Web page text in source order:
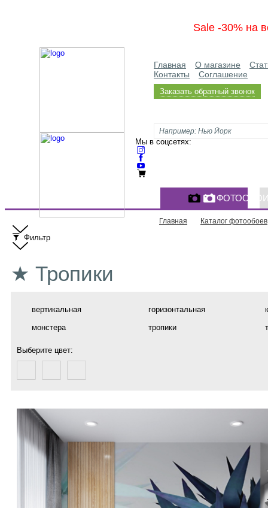
Sale -30% на
Главная О магазине
Контакты
Соглашение
Заказать обратный звонок
Мы в соцсетях:
Главная Каталог фотообоев
Фильтр
★ Тропики
вертикальная горизонтальная
монстера
тропики
Выберите цвет: